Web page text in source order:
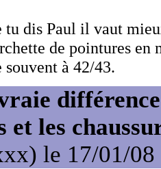
tu dis Paul il vaut
de pointures en
souvent à 42/43.
et les
le 17/01/08